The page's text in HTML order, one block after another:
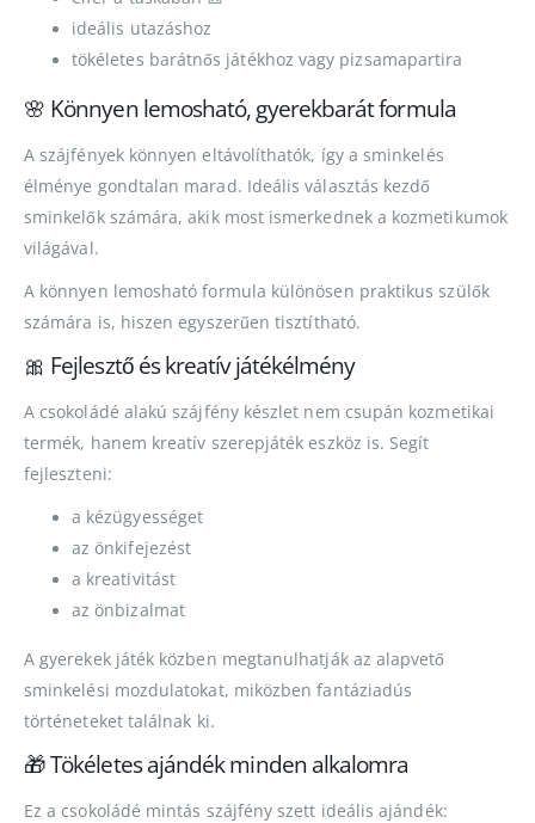
ideális utazáshoz
tökéletes barátnős játékhoz vagy pizsamapartira
🌸 Könnyen lemosható, gyerekbarát formula
A szájfények könnyen eltávolíthatók, így a sminkelés
élménye gondtalan marad. Ideális választás kezdő
sminkelők számára, akik most ismerkednek a kozmetikumok
világával.
A könnyen lemosható formula különösen praktikus szülők
számára is, hiszen egyszerűen tisztítható.
🎀 Fejlesztő és kreatív játékélmény
A csokoládé alakú szájfény készlet nem csupán kozmetikai
termék, hanem kreatív szerepjáték eszköz is. Segít
fejleszteni:
a kézügyességet
az önkifejezést
a kreativitást
az önbizalmat
A gyerekek játék közben megtanulhatják az alapvető
sminkelési mozdulatokat, miközben fantáziadús
történeteket találnak ki.
🎁 Tökéletes ajándék minden alkalomra
Ez a csokoládé mintás szájfény szett ideális ajándék: